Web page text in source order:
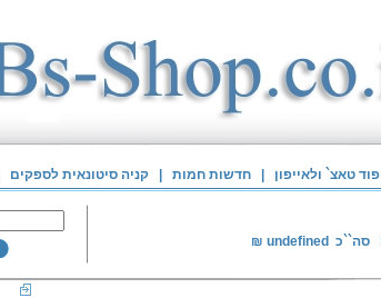
טאצ` ולאייפון חדשות חמות קניה סיטונאית לספקים
סה``כ undefined
₪